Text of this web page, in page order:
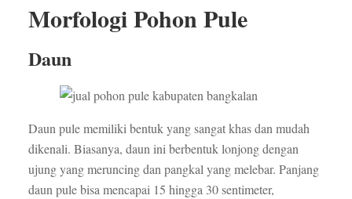
Morfologi Pohon Pule
Daun
Daun pule memiliki bentuk yang sangat khas dan mudah
dikenali. Biasanya, daun ini berbentuk lonjong dengan
ujung yang meruncing dan pangkal yang melebar. Panjang
daun pule bisa mencapai 15 hingga 30 sentimeter,